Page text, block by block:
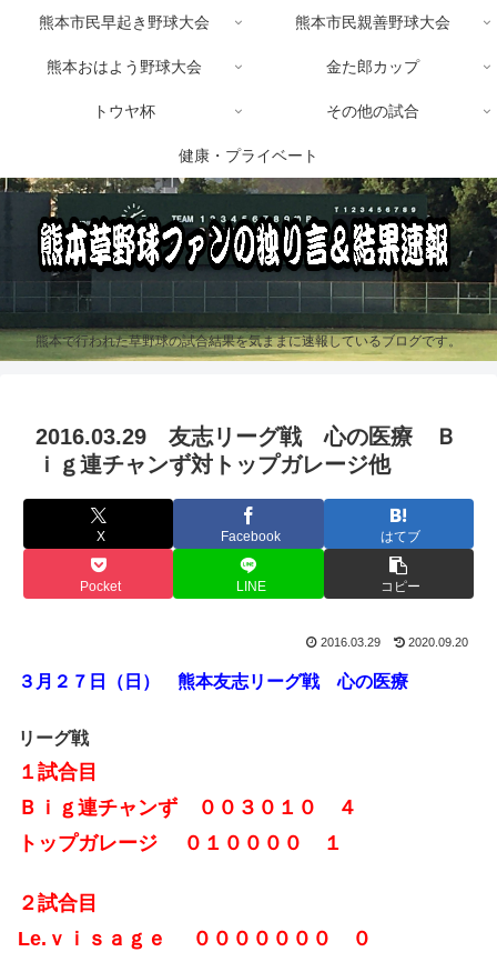
熊本で行われた草野球の試合結果を気ままに速報しているブログです。
熊本市民早起き野球大会 熊本市民親善野球大会
熊本おはよう野球大会 金た郎カップ
トウヤ杯 その他の試合
健康・プライベート
2016.03.29 友志リーグ戦 心の医療 Ｂ
ｉｇ連チャンず対トップガレージ他
X Facebook はてブ
Pocket LINE コピー
2016.03.29 2020.09.20
３月２７日（日） 熊本友志リーグ戦 心の医療
リーグ戦
１試合目
Ｂｉｇ連チャンず ００３０１０ ４
トップガレージ ０１００００ １
２試合目
Le.ｖｉｓａｇｅ ０００００００ ０